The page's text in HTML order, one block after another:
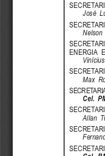
José
Nelson
ENERGIA
Max
Cel.
Allan